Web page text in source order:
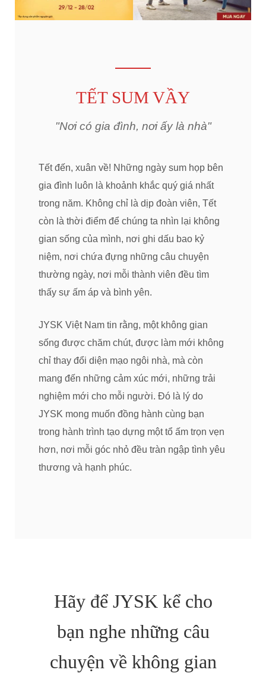
TẾT SUM VẦY
"Nơi có gia đình, nơi ấy là nhà"
Tết đến, xuân về! Những ngày sum họp bên
gia đình luôn là khoảnh khắc quý giá nhất
trong năm. Không chỉ là dịp đoàn viên, Tết
còn là thời điểm để chúng ta nhìn lại không
gian sống của mình, nơi ghi dấu bao kỷ
niệm, nơi chứa đựng những câu chuyện
thường ngày, nơi mỗi thành viên đều tìm
thấy sự ấm áp và bình yên.
JYSK Việt Nam tin rằng, một không gian
sống được chăm chút, được làm mới không
chỉ thay đổi diện mạo ngôi nhà, mà còn
mang đến những cảm xúc mới, những trải
nghiệm mới cho mỗi người. Đó là lý do
JYSK mong muốn đồng hành cùng bạn
trong hành trình tạo dựng một tổ ấm trọn vẹn
hơn, nơi mỗi góc nhỏ đều tràn ngập tình yêu
thương và hạnh phúc.
Hãy để JYSK kể cho
bạn nghe những câu
chuyện về không gian